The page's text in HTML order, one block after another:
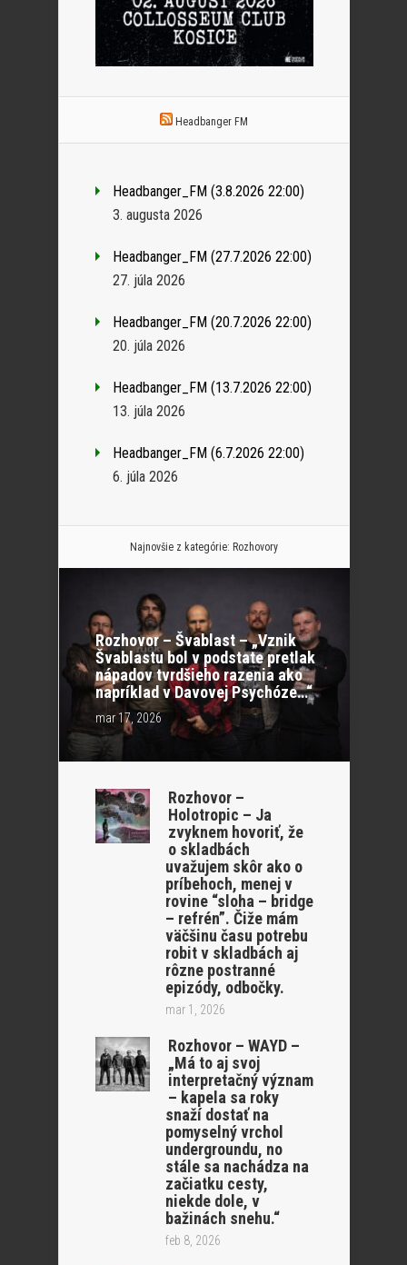
Headbanger FM
Headbanger_FM (3.8.2026 22:00)
3. augusta 2026
Headbanger_FM (27.7.2026 22:00)
27. júla 2026
Headbanger_FM (20.7.2026 22:00)
20. júla 2026
Headbanger_FM (13.7.2026 22:00)
13. júla 2026
Headbanger_FM (6.7.2026 22:00)
6. júla 2026
Najnovšie z kategórie: Rozhovory
Rozhovor – Švablast – „Vznik
Švablastu bol v podstate pretlak
nápadov tvrdšieho razenia ako
napríklad v Davovej Psychóze…“
mar 17, 2026
Rozhovor –
Holotropic – Ja
zvyknem hovoriť, že
o skladbách
uvažujem skôr ako o
príbehoch, menej v
rovine “sloha – bridge
– refrén”. Čiže mám
väčšinu času potrebu
robit v skladbách aj
rôzne postranné
epizódy, odbočky.
mar 1, 2026
Rozhovor – WAYD –
„Má to aj svoj
interpretačný význam
– kapela sa roky
snaží dostať na
pomyselný vrchol
undergroundu, no
stále sa nachádza na
začiatku cesty,
niekde dole, v
bažinách snehu.“
feb 8, 2026